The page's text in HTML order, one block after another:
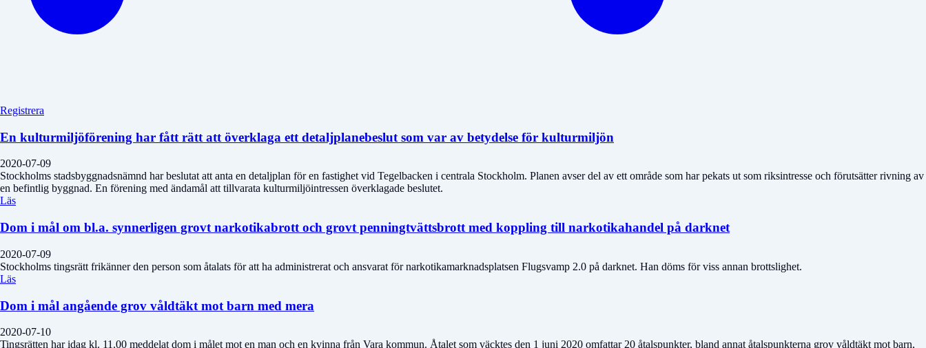
Registrera
En kulturmiljöförening har fått rätt att överklaga ett detaljplanebeslut som var av betydelse för kulturmiljön
2020-07-09
Stockholms stadsbyggnadsnämnd har beslutat att anta en detaljplan för en fastighet vid Tegelbacken i centrala Stockholm. Planen avser del av ett område som har pekats ut som riksintresse och förutsätter rivning av
en befintlig byggnad. En förening med ändamål att tillvarata kulturmiljöintressen överklagade beslutet.
Läs
Dom i mål om bl.a. synnerligen grovt narkotikabrott och grovt penningtvättsbrott med koppling till narkotikahandel på darknet
2020-07-09
Stockholms tingsrätt frikänner den person som åtalats för att ha administrerat och ansvarat för narkotikamarknadsplatsen Flugsvamp 2.0 på darknet. Han döms för viss annan brottslighet.
Läs
Dom i mål angående grov våldtäkt mot barn med mera
2020-07-10
Tingsrätten har idag kl. 11.00 meddelat dom i målet mot en man och en kvinna från Vara kommun. Åtalet som väcktes den 1 juni 2020 omfattar 20 åtalspunkter, bland annat åtalspunkterna grov våldtäkt mot barn,